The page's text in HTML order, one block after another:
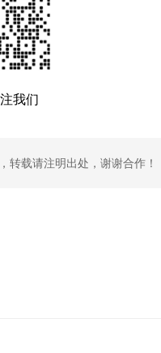
我们
转载请注明出处，谢谢合作！